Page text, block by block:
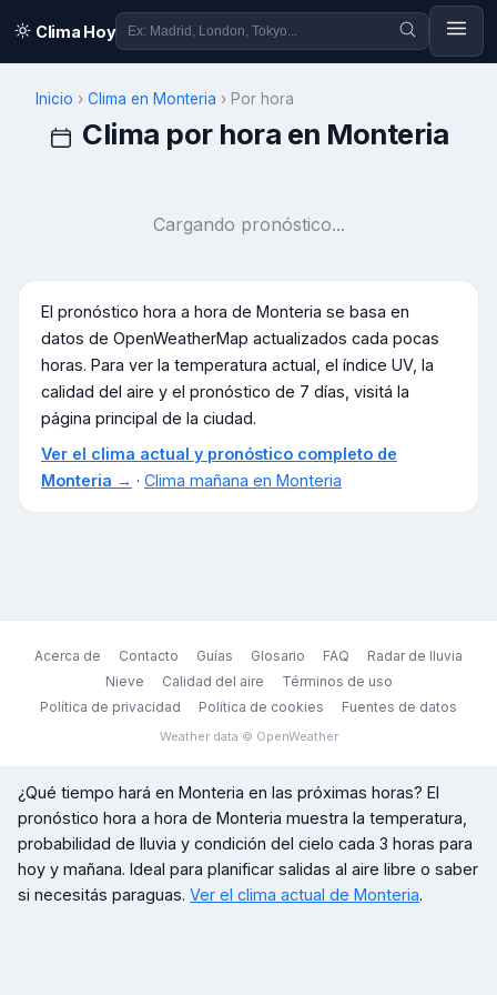
Clima Hoy
Inicio › Clima en Monteria › Por hora
Clima por hora en Monteria
Cargando pronóstico...
El pronóstico hora a hora de Monteria se basa en
datos de OpenWeatherMap actualizados cada pocas
horas. Para ver la temperatura actual, el índice UV, la
calidad del aire y el pronóstico de 7 días, visitá la
página principal de la ciudad.
Ver el clima actual y pronóstico completo de
Monteria → · Clima mañana en Monteria
Acerca de Contacto Guías Glosario FAQ
Radar de lluvia
Nieve
Calidad del aire
Términos de uso
Política de privacidad
Política de cookies Fuentes de datos
Weather data © OpenWeather
¿Qué tiempo hará en Monteria en las próximas horas? El
pronóstico hora a hora de Monteria muestra la temperatura,
probabilidad de lluvia y condición del cielo cada 3 horas para
hoy y mañana. Ideal para planificar salidas al aire libre o saber
si necesitás paraguas. Ver el clima actual de Monteria.